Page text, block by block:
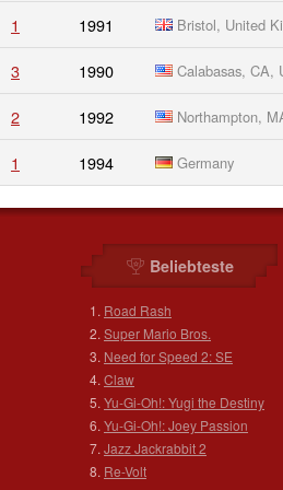
1 1991 Bristol, United
3 1990 Calabasas, CA,
2 1992 Northampton,
1 1994 Germany
Beliebteste
Road Rash
Super Mario Bros.
Need for Speed 2: SE
Claw
Yu-Gi-Oh!: Yugi the Destiny
Yu-Gi-Oh!: Joey Passion
Jazz Jackrabbit 2
Re-Volt